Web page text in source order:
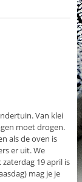
Van klei
moet drogen.
als de oven is
er uit. We
19 april is
mag je je